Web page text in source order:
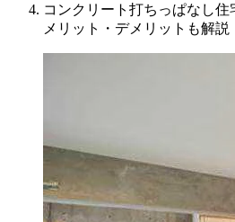
コンクリート打ちっぱなし住
メリット・デメリットも解説